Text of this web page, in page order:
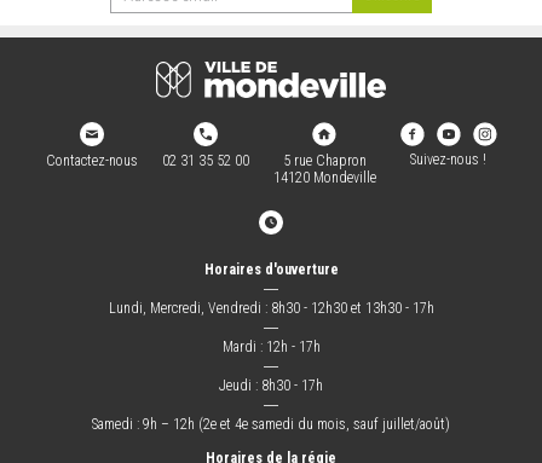
Contactez-nous 02 31 35 52 00
5 rue Chapron
14120 Mondeville
Suivez-nous !
Horaires d'ouverture
―
Lundi, Mercredi, Vendredi : 8h30 - 12h30 et 13h30 - 17h
―
Mardi : 12h - 17h
―
Jeudi : 8h30 - 17h
―
Samedi : 9h – 12h (2e et 4e samedi du mois, sauf juillet/août)
Horaires de la régie